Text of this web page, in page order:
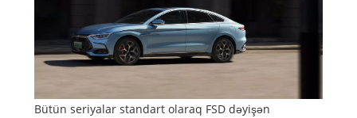
Bütün seriyalar standart olaraq FSD dəyişən